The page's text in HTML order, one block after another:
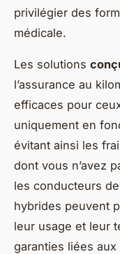
privilégier des
médicale.
Les solutions
l’assurance au
efficaces pour
uniquement en
évitant ainsi les
dont vous n’avez
les conducteurs
hybrides peuvent
leur usage et leur
garanties liées